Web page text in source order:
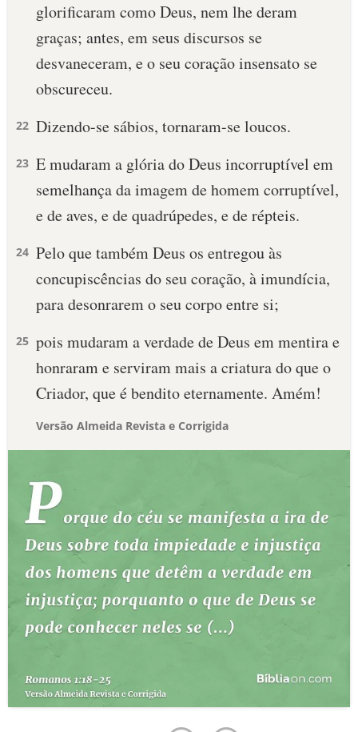
glorificaram como Deus, nem lhe deram
graças; antes, em seus discursos se
desvaneceram, e o seu coração insensato se
obscureceu.
22 Dizendo-se sábios, tornaram-se loucos.
23 E mudaram a glória do Deus incorruptível em
semelhança da imagem de homem corruptível,
e de aves, e de quadrúpedes, e de répteis.
24 Pelo que também Deus os entregou às
concupiscências do seu coração, à imundícia,
para desonrarem o seu corpo entre si;
25 pois mudaram a verdade de Deus em mentira e
honraram e serviram mais a criatura do que o
Criador, que é bendito eternamente. Amém!
Versão Almeida Revista e Corrigida